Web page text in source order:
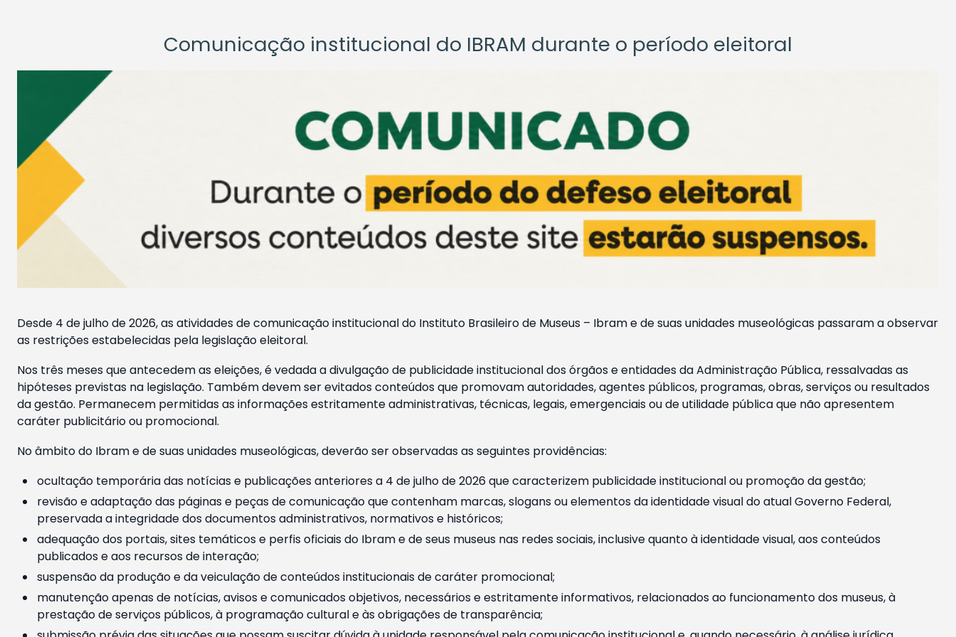
Comunicação institucional do IBRAM durante o período eleitoral
Desde 4 de julho de 2026, as atividades de comunicação institucional do Instituto Brasileiro de Museus – Ibram e de suas unidades museológicas passaram a observar
as restrições estabelecidas pela legislação eleitoral.
Nos três meses que antecedem as eleições, é vedada a divulgação de publicidade institucional dos órgãos e entidades da Administração Pública, ressalvadas as
hipóteses previstas na legislação. Também devem ser evitados conteúdos que promovam autoridades, agentes públicos, programas, obras, serviços ou resultados
da gestão. Permanecem permitidas as informações estritamente administrativas, técnicas, legais, emergenciais ou de utilidade pública que não apresentem
caráter publicitário ou promocional.
No âmbito do Ibram e de suas unidades museológicas, deverão ser observadas as seguintes providências:
ocultação temporária das notícias e publicações anteriores a 4 de julho de 2026 que caracterizem publicidade institucional ou promoção da gestão;
revisão e adaptação das páginas e peças de comunicação que contenham marcas, slogans ou elementos da identidade visual do atual Governo Federal,
preservada a integridade dos documentos administrativos, normativos e históricos;
adequação dos portais, sites temáticos e perfis oficiais do Ibram e de seus museus nas redes sociais, inclusive quanto à identidade visual, aos conteúdos
publicados e aos recursos de interação;
suspensão da produção e da veiculação de conteúdos institucionais de caráter promocional;
manutenção apenas de notícias, avisos e comunicados objetivos, necessários e estritamente informativos, relacionados ao funcionamento dos museus, à
prestação de serviços públicos, à programação cultural e às obrigações de transparência;